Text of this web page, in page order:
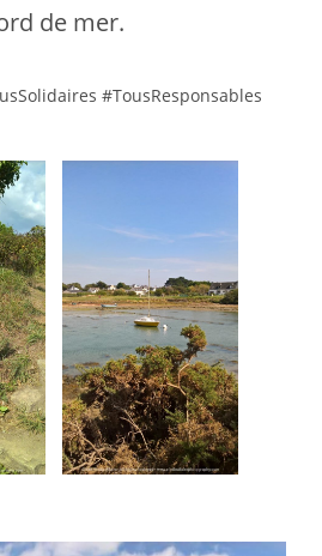
de mer.
#TousResponsables